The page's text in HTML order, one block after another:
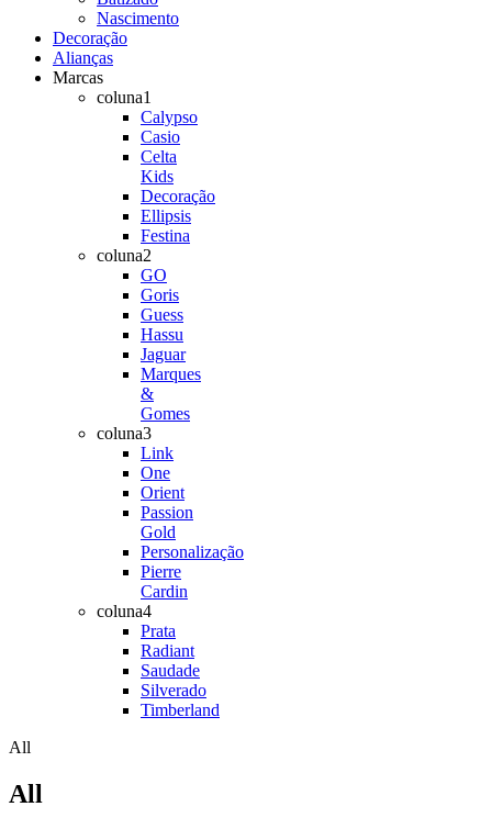
Nascimento
Decoração
Alianças
Marcas
coluna1
Calypso
Casio
Celta
Kids
Decoração
Ellipsis
Festina
coluna2
GO
Goris
Guess
Hassu
Jaguar
Marques
&
Gomes
coluna3
Link
One
Orient
Passion
Gold
Personalização
Pierre
Cardin
coluna4
Prata
Radiant
Saudade
Silverado
Timberland
All
All